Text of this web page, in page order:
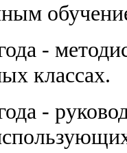
-
классах.
-